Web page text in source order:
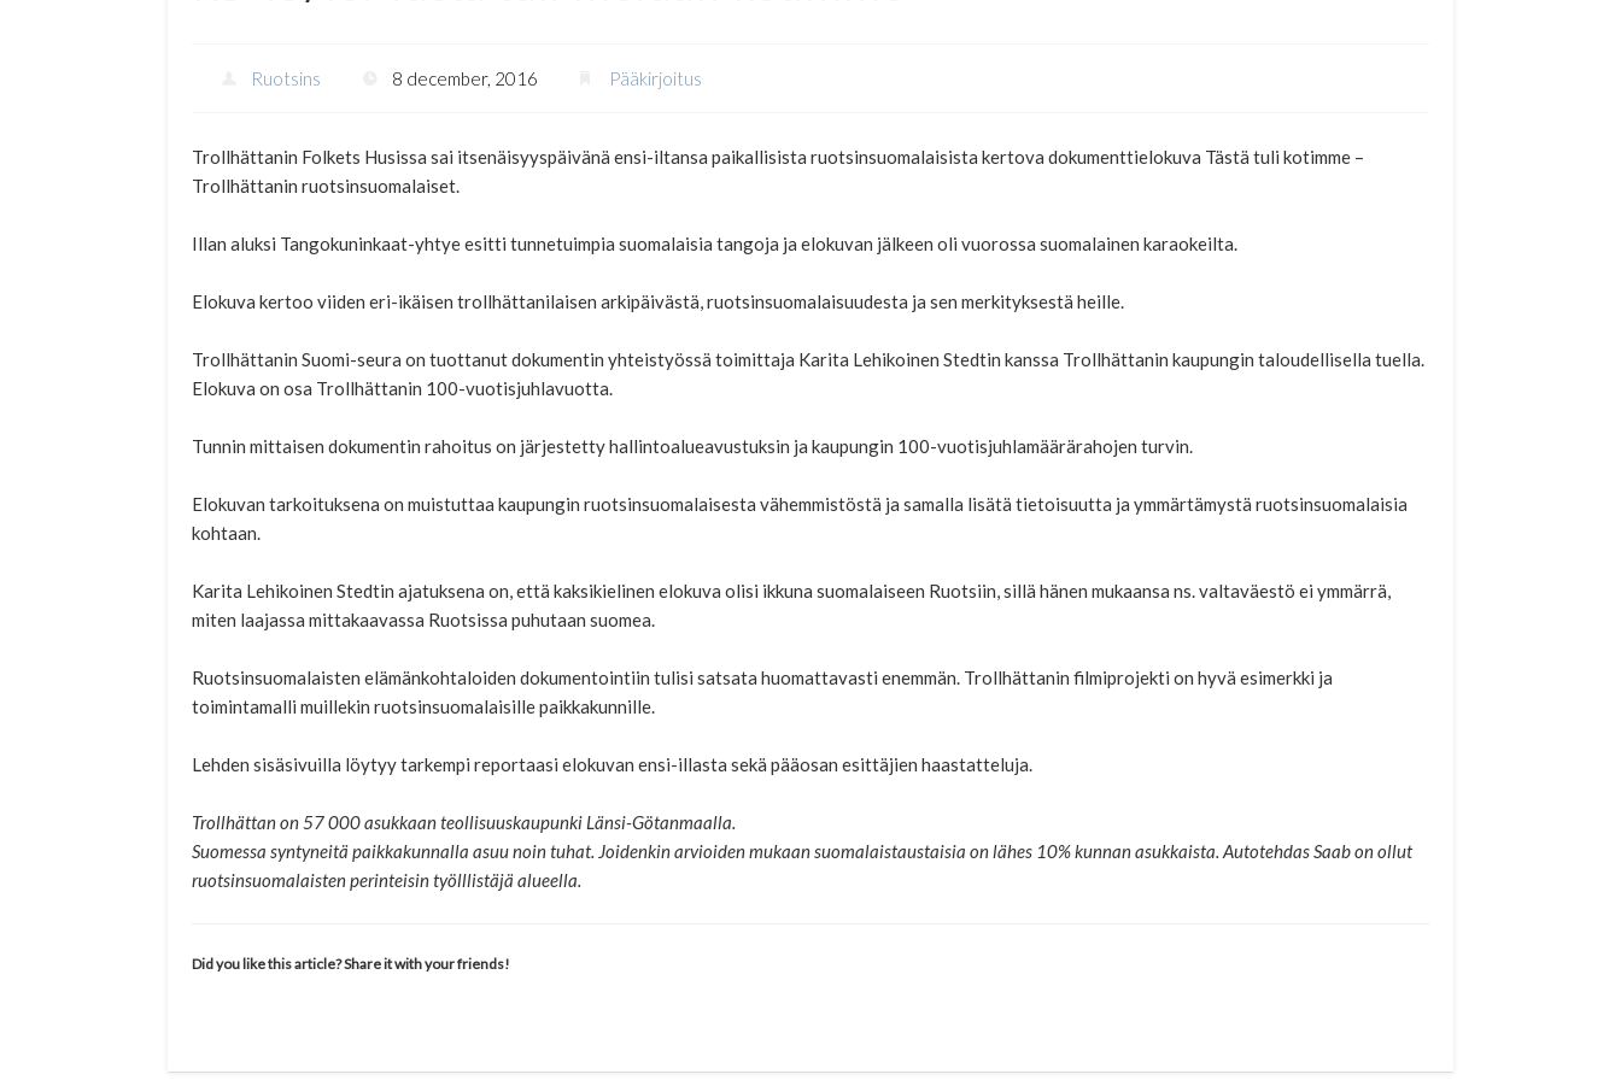
Ruotsins 8 december, 2016 Pääkirjoitus
Trollhättanin Folkets Husissa sai itsenäisyyspäivänä ensi-iltansa paikallisista ruotsinsuomalaisista kertova dokumenttielokuva Tästä tuli kotimme –
Trollhättanin ruotsinsuomalaiset.
Illan aluksi Tangokuninkaat-yhtye esitti tunnetuimpia suomalaisia tangoja ja elokuvan jälkeen oli vuorossa suomalainen karaokeilta.
Elokuva kertoo viiden eri-ikäisen trollhättanilaisen arkipäivästä, ruotsinsuomalaisuudesta ja sen merkityksestä heille.
Trollhättanin Suomi-seura on tuottanut dokumentin yhteistyössä toimittaja Karita Lehikoinen Stedtin kanssa Trollhättanin kaupungin taloudellisella tuella.
Elokuva on osa Trollhättanin 100-vuotisjuhlavuotta.
Tunnin mittaisen dokumentin rahoitus on järjestetty hallintoalueavustuksin ja kaupungin 100-vuotisjuhlamäärärahojen turvin.
Elokuvan tarkoituksena on muistuttaa kaupungin ruotsinsuomalaisesta vähemmistöstä ja samalla lisätä tietoisuutta ja ymmärtämystä ruotsinsuomalaisia
kohtaan.
Karita Lehikoinen Stedtin ajatuksena on, että kaksikielinen elokuva olisi ikkuna suomalaiseen Ruotsiin, sillä hänen mukaansa ns. valtaväestö ei ymmärrä,
miten laajassa mittakaavassa Ruotsissa puhutaan suomea.
Ruotsinsuomalaisten elämänkohtaloiden dokumentointiin tulisi satsata huomattavasti enemmän. Trollhättanin filmiprojekti on hyvä esimerkki ja
toimintamalli muillekin ruotsinsuomalaisille paikkakunnille.
Lehden sisäsivuilla löytyy tarkempi reportaasi elokuvan ensi-illasta sekä pääosan esittäjien haastatteluja.
Trollhättan on 57 000 asukkaan teollisuuskaupunki Länsi-Götanmaalla.
Suomessa syntyneitä paikkakunnalla asuu noin tuhat. Joidenkin arvioiden mukaan suomalaistaustaisia on lähes 10% kunnan asukkaista. Autotehdas Saab on ollut
ruotsinsuomalaisten perinteisin työlllistäjä alueella.
Did you like this article? Share it with your friends!